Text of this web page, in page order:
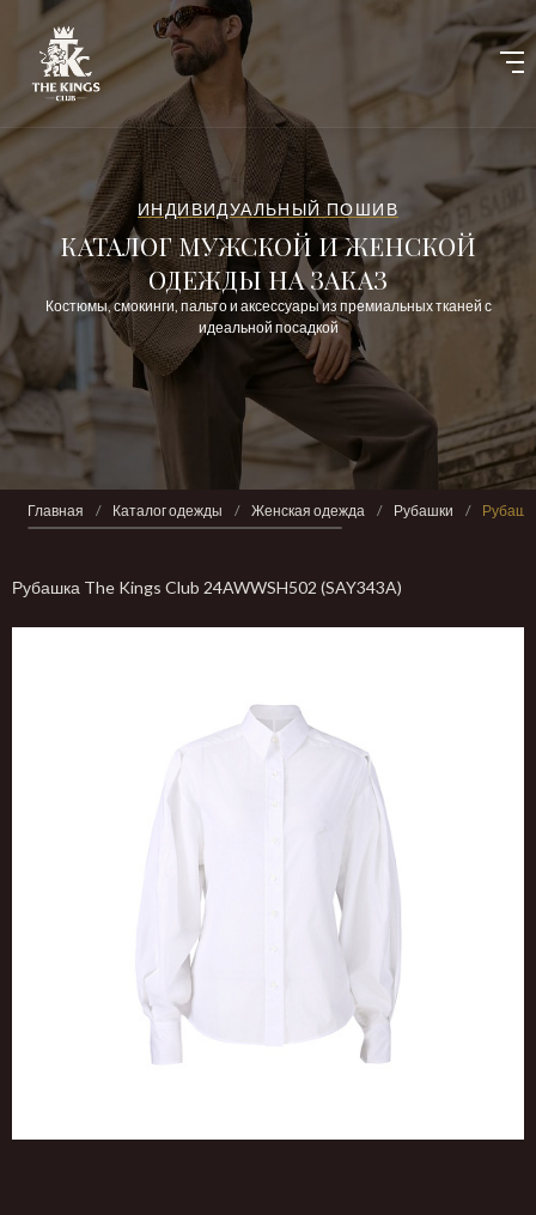
ИНДИВИДУАЛЬНЫЙ ПОШИВ
КАТАЛОГ МУЖСКОЙ И ЖЕНСКОЙ
ОДЕЖДЫ НА ЗАКАЗ
Костюмы, смокинги, пальто и аксессуары из премиальных тканей с
идеальной посадкой
Главная / Каталог одежды / Женская одежда / Рубашки /
Рубашка The Kings Club 24AWWSH502 (SAY343A)